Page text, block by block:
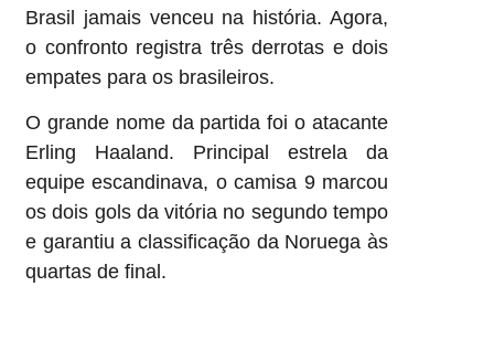
Brasil jamais venceu na história. Agora,
o confronto registra três derrotas e dois
empates para os brasileiros.
O grande nome da partida foi o atacante
Erling Haaland. Principal estrela da
equipe escandinava, o camisa 9 marcou
os dois gols da vitória no segundo tempo
e garantiu a classificação da Noruega às
quartas de final.